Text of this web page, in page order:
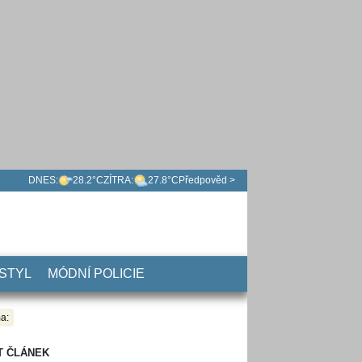
DNES: 28.2°CZÍTRA: 27.8°C Předpověd >
MÓDNÍ POLICIE
ČLÁNEK